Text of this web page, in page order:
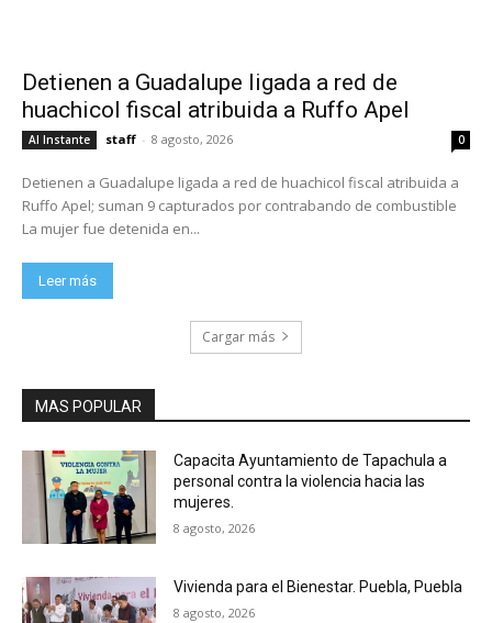
Detienen a Guadalupe ligada a red de
huachicol fiscal atribuida a Ruffo Apel
Al Instante staff - 8 agosto, 2026 0
Detienen a Guadalupe ligada a red de huachicol fiscal atribuida a
Ruffo Apel; suman 9 capturados por contrabando de combustible
La mujer fue detenida en...
Leer más
Cargar más
MAS POPULAR
Capacita Ayuntamiento de Tapachula a
personal contra la violencia hacia las
mujeres.
8 agosto, 2026
Vivienda para el Bienestar. Puebla, Puebla
8 agosto, 2026